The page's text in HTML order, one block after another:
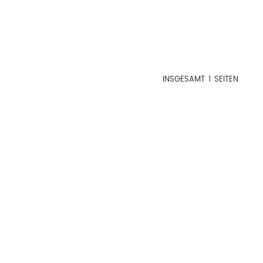
INSGESAMT 1 SEITEN